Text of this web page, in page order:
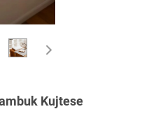
Kujtese